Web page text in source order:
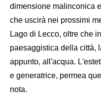
dimensione malinconica
che uscirà nei prossimi
Lago di Lecco, oltre che
paesaggistica della città,
appunto, all'acqua.
e generatrice, permea
nota.